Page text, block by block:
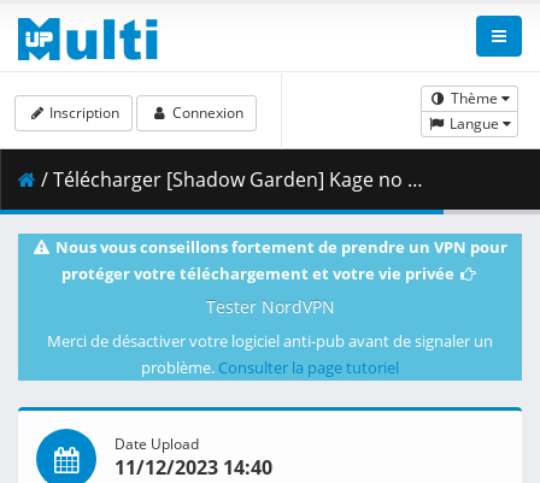
Thème
Langue
Inscription Connexion
/ Télécharger [Shadow Garden] Kage no Jitsuryokusha ni Naritakute_ 2nd Season - 09 [4261388F].mkv.001 ( 475.72 MB )
Nous vous conseillons fortement de prendre un VPN pour
protéger votre téléchargement et votre vie privée
Tester NordVPN
Merci de désactiver votre logiciel anti-pub avant de signaler un
problème. Consulter la page tutoriel
Date Upload
11/12/2023 14:40